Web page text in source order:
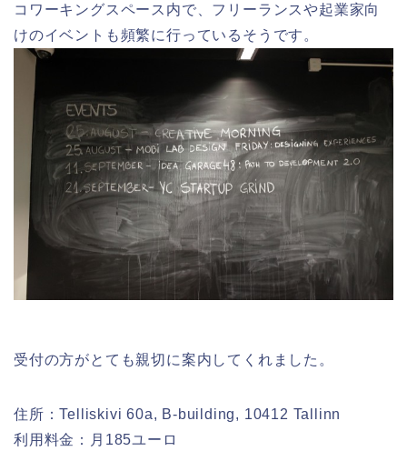
コワーキングスペース内で、フリーランスや起業家向
けのイベントも頻繁に行っているそうです。
受付の方がとても親切に案内してくれました。
住所：Telliskivi 60a, B-building, 10412 Tallinn
利用料金：月185ユーロ